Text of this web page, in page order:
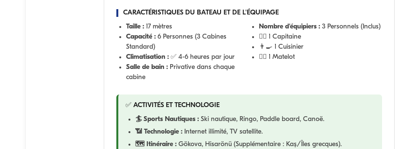
CARACTÉRISTIQUES DU BATEAU ET DE L'ÉQUIPAGE
Taille : 17 mètres
Capacité : 6 Personnes (3 Cabines
Standard)
Climatisation : ✅ 4-6 heures par jour
Salle de bain : Privative dans chaque
cabine
Nombre d'équipiers : 3 Personnels (Inclus)
👨‍✈️ 1 Capitaine
👨‍🍳 1 Cuisinier
🧑‍✈️ 1 Matelot
✅ ACTIVITÉS ET TECHNOLOGIE
🏄 Sports Nautiques : Ski nautique, Ringo, Paddle board, Canoë.
📶 Technologie : Internet illimité, TV satellite.
🗺️ Itinéraire : Gökova, Hisarönü (Supplémentaire : Kaş/Îles grecques).